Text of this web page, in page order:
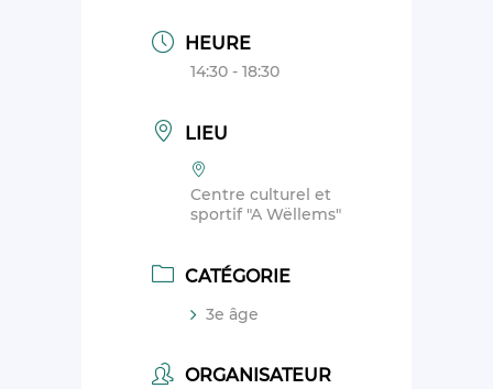
HEURE
14:30 - 18:30
LIEU
Centre culturel et
sportif "A Wëllems"
CATÉGORIE
3e âge
ORGANISATEUR